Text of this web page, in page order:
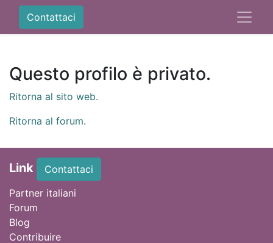
Contattaci
Questo profilo è privato.
Ritorna al sito web.
Ritorna al forum.
Link
Contattaci
Partner italiani
Forum
Blog
Contribuire